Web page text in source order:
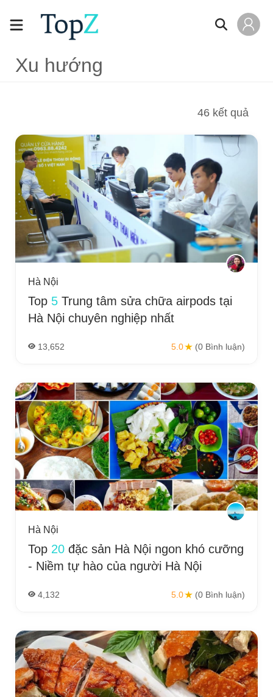
Xu hướng
46 kết quả
Hà Nội
Top 5 Trung tâm sửa chữa airpods tại
Hà Nội chuyên nghiệp nhất
13,652 5.0 (0 Bình luận)
Hà Nội
Top 20 đặc sản Hà Nội ngon khó cưỡng
- Niềm tự hào của người Hà Nội
4,132 5.0 (0 Bình luận)